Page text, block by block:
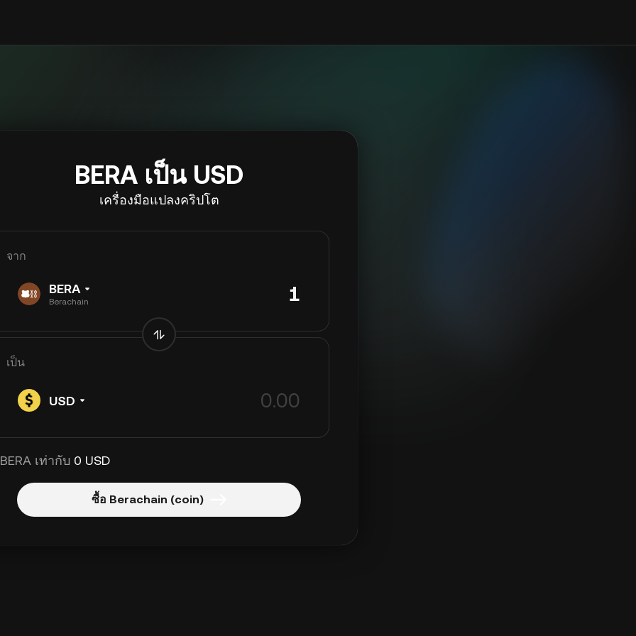
BERA เป็น USD
เครื่องมือแปลงคริปโต
จาก
BERA
Berachain
เป็น
USD
เท่ากับ 0 USD
ซื้อ Berachain (coin)